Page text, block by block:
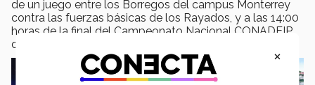
de un juego entre los Borregos del campus Monterrey
contra las fuerzas básicas de los Rayados, y a las 14:00
horas de la final del Campeonato Nacional CONADEIP
de Soccer Varonil (categoría Juvenil C).
×